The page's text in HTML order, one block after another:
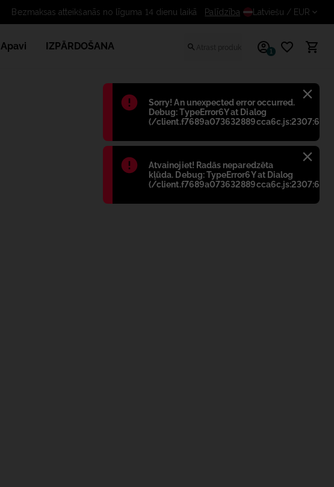
Błąd:
Sorry! An unexpected error occurred.
Debug: TypeError6Y at Dialog
(/client.f7689a073632889cca6c.js:2307:698)
Błąd:
Atvainojiet! Radās neparedzēta
kļūda. Debug: TypeError6Y at Dialog
(/client.f7689a073632889cca6c.js:2307:698)
Bezmaksas atteikšanās no līguma 14 dienu laikā Palīdzība Latviešu / EUR
Apavi IZPĀRDOŠANA 1